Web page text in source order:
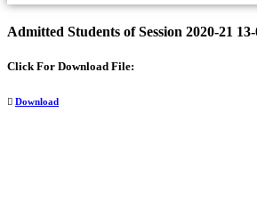
Admitted Students of Session 2020-21
Click For Download File:
Download